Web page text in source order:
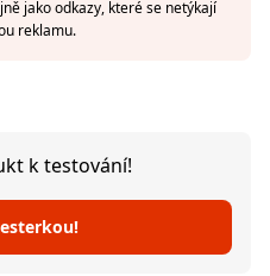
jako odkazy, které se netýkají
reklamu.
k testování!